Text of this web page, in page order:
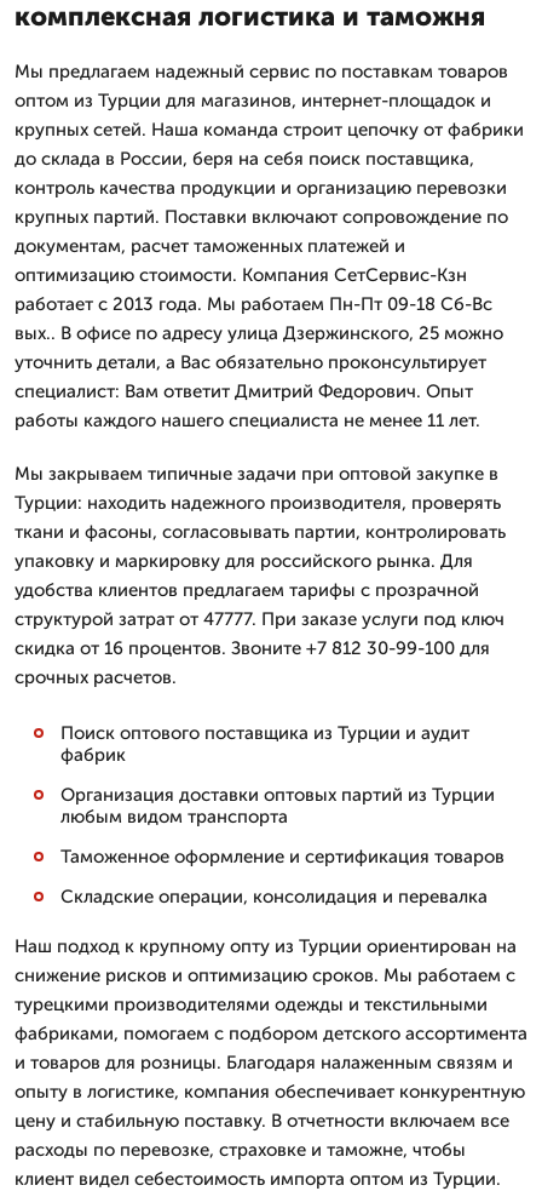
комплексная логистика и таможня
Мы предлагаем надежный сервис по поставкам товаров
оптом из Турции для магазинов, интернет-площадок и
крупных сетей. Наша команда строит цепочку от фабрики
до склада в России, беря на себя поиск поставщика,
контроль качества продукции и организацию перевозки
крупных партий. Поставки включают сопровождение по
документам, расчет таможенных платежей и
оптимизацию стоимости. Компания СетСервис-Кзн
работает с 2013 года. Мы работаем Пн-Пт 09-18 Сб-Вс
вых.. В офисе по адресу улица Дзержинского, 25 можно
уточнить детали, а Вас обязательно проконсультирует
специалист: Вам ответит Дмитpий Федорович. Опыт
работы каждого нашего специалиста не менее 11 лет.
Мы закрываем типичные задачи при оптовой закупке в
Турции: находить надежного производителя, проверять
ткани и фасоны, согласовывать партии, контролировать
упаковку и маркировку для российского рынка. Для
удобства клиентов предлагаем тарифы с прозрачной
структурой затрат от 47777. При заказе услуги под ключ
скидка от 16 процентов. Звоните +7 812 30-99-100 для
срочных расчетов.
Поиск оптового поставщика из Турции и аудит
фабрик
Организация доставки оптовых партий из Турции
любым видом транспорта
Таможенное оформление и сертификация товаров
Складские операции, консолидация и перевалка
Наш подход к крупному опту из Турции ориентирован на
снижение рисков и оптимизацию сроков. Мы работаем с
турецкими производителями одежды и текстильными
фабриками, помогаем с подбором детского ассортимента
и товаров для розницы. Благодаря налаженным связям и
опыту в логистике, компания обеспечивает конкурентную
цену и стабильную поставку. В отчетности включаем все
расходы по перевозке, страховке и таможне, чтобы
клиент видел себестоимость импорта оптом из Турции.